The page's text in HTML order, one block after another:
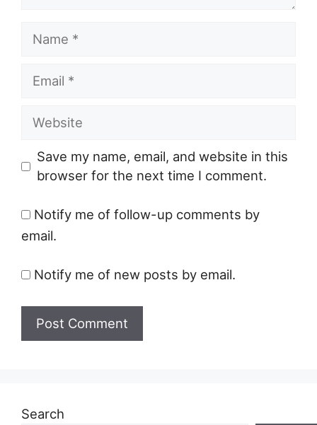
Name
Email
Website
Save my name, email, and website in this
browser for the next time I comment.
Notify me of follow-up comments by
email.
Notify me of new posts by email.
Search